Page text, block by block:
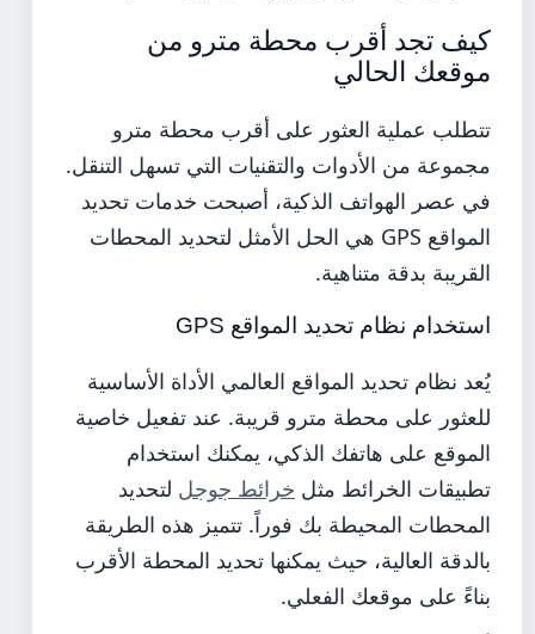
كيف تجد أقرب محطة مترو من
موقعك الحالي
تتطلب عملية العثور على أقرب محطة مترو
مجموعة من الأدوات والتقنيات التي تسهل التنقل.
في عصر الهواتف الذكية، أصبحت خدمات تحديد
المواقع GPS هي الحل الأمثل لتحديد المحطات
القريبة بدقة متناهية.
استخدام نظام تحديد المواقع GPS
يُعد نظام تحديد المواقع العالمي الأداة الأساسية
للعثور على محطة مترو قريبة. عند تفعيل خاصية
الموقع على هاتفك الذكي، يمكنك استخدام
تطبيقات الخرائط مثل خرائط جوجل لتحديد
المحطات المحيطة بك فوراً. تتميز هذه الطريقة
بالدقة العالية، حيث يمكنها تحديد المحطة الأقرب
بناءً على موقعك الفعلي.